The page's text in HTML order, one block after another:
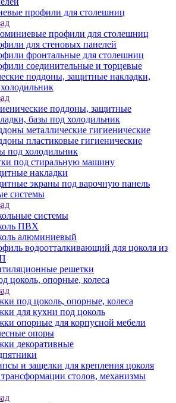
профили для столешниц
профили для столешниц
для стеновых панелей
фронтальные для столешниц
соединительные и торцевые
поддоны, защитные накладки,
поддоны, защитные
базы под холодильник
металлические гигиенические
пластиковые гигиенические
под холодильник
под стиральную машину
накладки
экраны под варочную панель
системы
системы
ПВХ
алюминиевый
водоотталкивающий для цоколя из
решетки
цоколь, опорные, колеса
под цоколь, опорные, колеса
для кухни под цоколь
опорные для корпусной мебели
опоры
декоративные
и защелки для крепления цоколя
столов, механизмы